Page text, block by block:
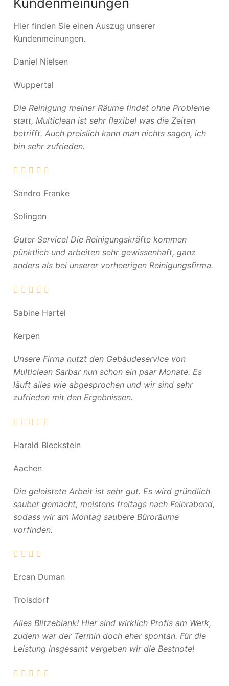
Hier finden Sie einen Auszug unserer
Kundenmeinungen.
Daniel Nielsen
Wuppertal
Die Reinigung meiner Räume findet ohne Probleme
statt, Multiclean ist sehr flexibel was die Zeiten
betrifft. Auch preislich kann man nichts sagen, ich
bin sehr zufrieden.
Sandro Franke
Solingen
Guter Service! Die Reinigungskräfte kommen
pünktlich und arbeiten sehr gewissenhaft, ganz
anders als bei unserer vorheerigen Reinigungsfirma.
Sabine Hartel
Kerpen
Unsere Firma nutzt den Gebäudeservice von
Multiclean Sarbar nun schon ein paar Monate. Es
läuft alles wie abgesprochen und wir sind sehr
zufrieden mit den Ergebnissen.
Harald Bleckstein
Aachen
Die geleistete Arbeit ist sehr gut. Es wird gründlich
sauber gemacht, meistens freitags nach Feierabend,
sodass wir am Montag saubere Büroräume
vorfinden.
Ercan Duman
Troisdorf
Alles Blitzeblank! Hier sind wirklich Profis am Werk,
zudem war der Termin doch eher spontan. Für die
Leistung insgesamt vergeben wir die Bestnote!